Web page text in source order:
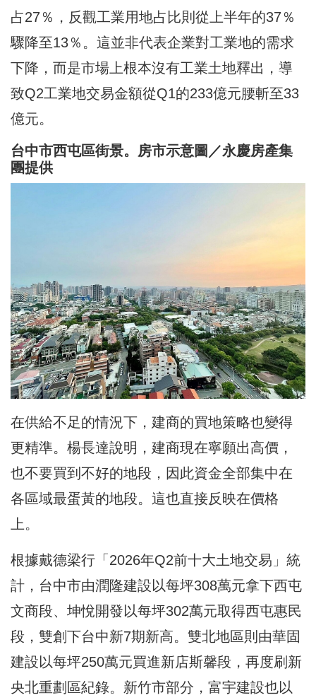
占27％，反觀工業用地占比則從上半年的37％
驟降至13％。這並非代表企業對工業地的需求
下降，而是市場上根本沒有工業土地釋出，導
致Q2工業地交易金額從Q1的233億元腰斬至33
億元。
台中市西屯區街景。房市示意圖／永慶房產集
團提供
在供給不足的情況下，建商的買地策略也變得
更精準。楊長達說明，建商現在寧願出高價，
也不要買到不好的地段，因此資金全部集中在
各區域最蛋黃的地段。這也直接反映在價格
上。
根據戴德梁行「2026年Q2前十大土地交易」統
計，台中市由潤隆建設以每坪308萬元拿下西屯
文商段、坤悅開發以每坪302萬元取得西屯惠民
段，雙創下台中新7期新高。雙北地區則由華固
建設以每坪250萬元買進新店斯馨段，再度刷新
央北重劃區紀錄。新竹市部分，富宇建設也以